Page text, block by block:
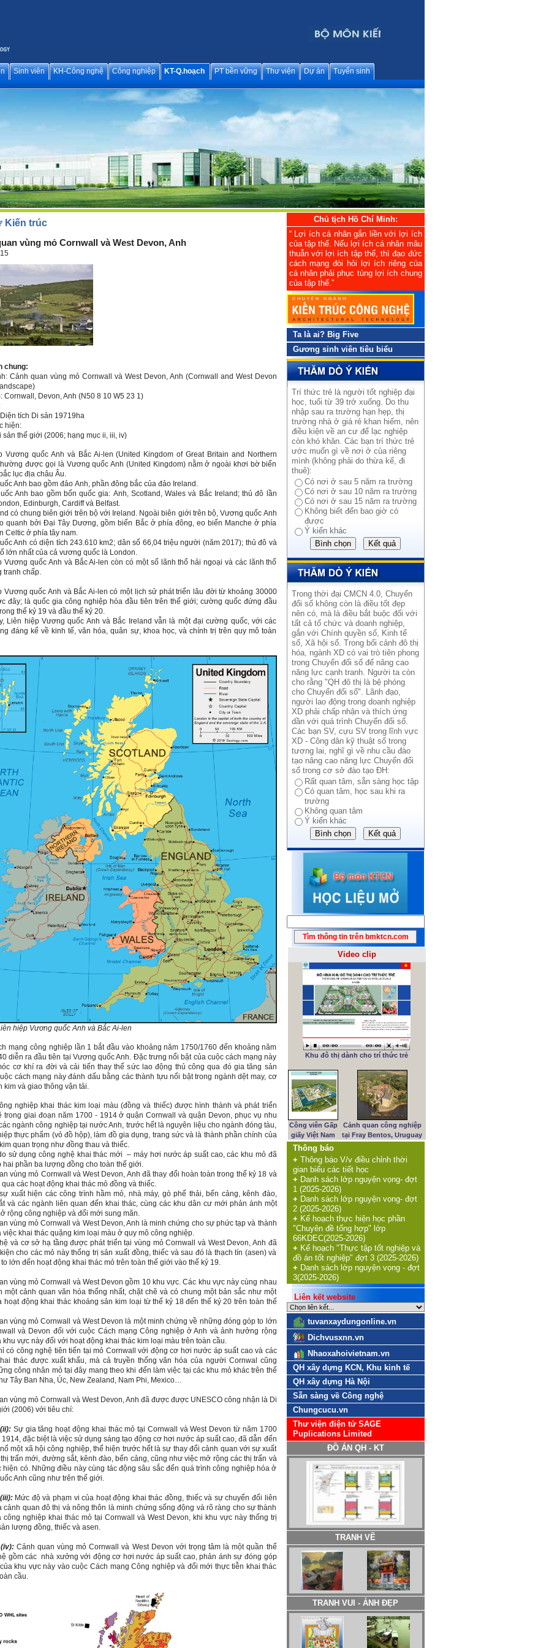
Sinh viên KH-Công nghệ Công nghiệp KT-Q.hoạch PT bền vững Thư viện Dự án Tuyển sinh
Kiến trúc
vùng mỏ Cornwall và West Devon, Anh
chung:
Cảnh quan vùng mỏ Cornwall và West Devon, Anh (Cornwall and West Devon
Cornwall, Devon, Anh (N50 8 10 W5 23 1)
tích Di sản 19719ha
hiện:
sản thế giới (2006; hạng mục ii, iii, iv)
Vương quốc Anh và Bắc Ai-len (United Kingdom of Great Britain and Northern
được gọi là Vương quốc Anh (United Kingdom) nằm ở ngoài khơi bờ biển
lục địa châu Âu.
Anh bao gồm đảo Anh, phần đông bắc của đảo Ireland.
Anh bao gồm bốn quốc gia: Anh, Scotland, Wales và Bắc Ireland; thủ đô lần
Edinburgh, Cardiff và Belfast.
có chung biên giới trên bộ với Ireland. Ngoài biên giới trên bộ, Vương quốc Anh
quanh bởi Đại Tây Dương, gồm biển Bắc ở phía đông, eo biển Manche ở phía
Celtic ở phía tây nam.
Anh có diện tích 243.610 km2; dân số 66,04 triệu người (năm 2017); thủ đô và
lớn nhất của cả vương quốc là London.
Vương quốc Anh và Bắc Ai-len còn có một số lãnh thổ hải ngoại và các lãnh thổ
tranh chấp.
Vương quốc Anh và Bắc Ai-len có một lịch sử phát triển lâu đời từ khoảng 30000
đây; là quốc gia công nghiệp hóa đầu tiên trên thế giới; cường quốc đứng đầu
thế kỷ 19 và đầu thế kỷ 20.
Liên hiệp Vương quốc Anh và Bắc Ireland vẫn là một đại cường quốc, với các
đáng kể về kinh tế, văn hóa, quân sự, khoa học, và chính trị trên quy mô toàn
hiệp Vương quốc Anh và Bắc Ai-len
mạng công nghiệp lần 1 bắt đầu vào khoảng năm 1750/1760 đến khoảng năm
diễn ra đầu tiên tại Vương quốc Anh. Đặc trưng nổi bật của cuộc cách mạng này
cơ khí ra đời và cải tiến thay thế sức lao động thủ công qua đó gia tăng sản
cách mạng này đánh dấu bằng các thành tựu nổi bật trong ngành dệt may, cơ
kim và giao thông vận tải.
nghiệp khai thác kim loại màu (đồng và thiếc) được hình thành và phát triển
trong giai đoạn năm 1700 - 1914 ở quận Cornwall và quận Devon, phục vụ nhu
ngành công nghiệp tại nước Anh, trước hết là nguyên liệu cho ngành đóng tàu,
thực phẩm (vỏ đồ hộp), làm đồ gia dụng, trang sức và là thành phần chính của
quan trọng như đồng thau và thiếc.
sử dụng công nghệ khai thác mới – máy hơi nước áp suất cao, các khu mỏ đã
hai phần ba lượng đồng cho toàn thế giới.
vùng mỏ Cornwall vàWest Devon, Anh đã thay đổi hoàn toàn trong thế kỷ 18 và
qua các hoạt động khai thác mỏ đồng và thiếc.
xuất hiện các công trình hầm mỏ, nhà máy, gò phế thải, bến cảng, kênh đào,
và các ngành liên quan đến khai thác, cùng các khu dân cư mới phản ánh một
rộng công nghiệp và đổi mới sung mãn.
vùng mỏ Cornwall và West Devon, Anh là minh chứng cho sự phức tạp và thành
việc khai thác quặng kim loại màu ở quy mô công nghiệp.
và cơ sở hạ tầng được phát triển tại vùng mỏ Cornwall và West Devon, Anh đã
cho các mỏ này thống trị sản xuất đồng, thiếc và sau đó là thạch tín (asen) và
lớn đến hoạt động khai thác mỏ trên toàn thế giới vào thế kỷ 19.
vùng mỏ Cornwall và West Devon gồm 10 khu vực. Các khu vực này cùng nhau
một cảnh quan văn hóa thống nhất, chặt chẽ và có chung một bản sắc như một
hoạt động khai thác khoáng sản kim loại từ thế kỷ 18 đến thế kỷ 20 trên toàn thế
vùng mỏ Cornwall và West Devon là một minh chứng về những đóng góp to lớn
và Devon đối với cuộc Cách mạng Công nghiệp ở Anh và ảnh hưởng rộng
khu vực này đối với hoạt động khai thác kim loại màu trên toàn cầu.
có công nghệ tiên tiến tại mỏ Cornwall với động cơ hơi nước áp suất cao và các
thác được xuất khẩu, mà cả truyền thống văn hóa của người Cornwal cũng
công nhân mỏ tại đây mang theo khi đến làm việc tại các khu mỏ khác trên thế
Tây Ban Nha, Úc, New Zealand, Nam Phi, Mexico…
vùng mỏ Cornwall và West Devon, Anh đã được được UNESCO công nhận là Di
(2006) với tiêu chí:
Sự gia tăng hoạt động khai thác mỏ tại Cornwall vàWest Devon từ năm 1700
1914, đặc biệt là việc sử dụng sáng tạo động cơ hơi nước áp suất cao,đã dẫn đến
một xã hội công nghiệp, thể hiện trước hết là sự thay đổi cảnh quan với sự xuất
thị trấn mới, đường sắt, kênh đào, bến cảng, cũng như việc mở rộng các thị trấn và
hiện có. Những điều này cùng tác động sâu sắc đến quá trình công nghiệp hóa ở
Anh cũng như trên thế giới.
Mức độ và phạm vi của hoạt động khai thác đồng, thiếc và sự chuyển đổi liên
cảnh quan đô thị và nông thôn là minh chứng sống động và rõ ràng cho sự thành
công nghiệp khai thác mỏ tại Cornwall và West Devon, khi khu vực này thống trị
lượng đồng, thiếc và asen.
Cảnh quan vùng mỏ Cornwall và West Devon với trọng tâm là một quần thể
gồm các nhà xưởng với động cơ hơi nước áp suất cao, phản ánh sự đóng góp
khu vực này vào cuộc Cách mạng Công nghiệp và đổi mới thực tiễn khai thác
cầu.
Chủ tịch Hồ Chí Minh:
“ Lợi ích cá nhân gắn liền với lợi ích
của tập thể. Nếu lợi ích cá nhân mâu
thuẫn với lợi ích tập thể, thì đạo đức
cách mạng đòi hỏi lợi ích riêng của
cá nhân phải phục tùng lợi ích chung
của tập thể.”
Ta là ai? Big Five
Gương sinh viên tiêu biểu
Trí thức trẻ là người tốt nghiệp đại
học, tuổi từ 39 trở xuống. Do thu
nhập sau ra trường hạn hẹp, thị
trường nhà ở giá rẻ khan hiếm, nên
điều kiện về an cư để lạc nghiệp
còn khó khăn. Các bạn trí thức trẻ
ước muốn gì về nơi ở của riêng
mình (không phải do thừa kế, đi
thuê):
Có nơi ở sau 5 năm ra trường
Có nơi ở sau 10 năm ra trường
Có nơi ở sau 15 năm ra trường
Không biết đến bao giờ có
được
Ý kiến khác
Trong thời đại CMCN 4.0, Chuyển
đổi số không còn là điều tốt đẹp
nên có, mà là điều bắt buộc đối với
tất cả tổ chức và doanh nghiệp,
gắn với Chính quyền số, Kinh tế
số, Xã hội số. Trong bối cảnh đô thị
hóa, ngành XD có vai trò tiên phong
trong Chuyển đổi số đế nâng cao
năng lực cạnh tranh. Người ta còn
cho rằng "QH đô thị là bệ phóng
cho Chuyển đổi số". Lãnh đạo,
người lao động trong doanh nghiệp
XD phải chấp nhận và thích ứng
dần với quá trình Chuyển đổi số.
Các bạn SV, cựu SV trong lĩnh vực
XD - Công dân kỹ thuật số trong
tương lai, nghĩ gì về nhu cầu đào
tạo nâng cao năng lực Chuyển đổi
số trong cơ sở đào tạo ĐH:
Rất quan tâm, sẵn sàng học tập
Có quan tâm, học sau khi ra
trường
Không quan tâm
Ý kiến khác
Video clip
Khu đô thị dành cho trí thức trẻ
Công viên Gấp
giấy Việt Nam
Cảnh quan công nghiệp
tại Fray Bentos, Uruguay
Thông báo
+ Thông báo V/v điều chỉnh thời
gian biểu các tiết học
+ Danh sách lớp nguyện vọng- đợt
1 (2025-2026)
+ Danh sách lớp nguyện vọng- đợt
2 (2025-2026)
+ Kế hoạch thực hiện học phần
"Chuyên đề tổng hợp" lớp
66KDEC(2025-2026)
+ Kế hoạch "Thực tập tốt nghiệp và
đồ án tốt nghiệp" đợt 3 (2025-2026)
+ Danh sách lớp nguyện vọng - đợt
3(2025-2026)
Liên kết website
tuvanxaydungonline.vn
Dichvusxnn.vn
Nhaoxahoivietnam.vn
QH xây dựng KCN, Khu kinh tế
QH xây dựng Hà Nội
Sẵn sàng về Công nghệ
Chungcucu.vn
Thư viện điện tử SAGE
Puplications Limited
ĐỒ ÁN QH - KT
TRANH VẼ
TRANH VUI - ẢNH ĐẸP